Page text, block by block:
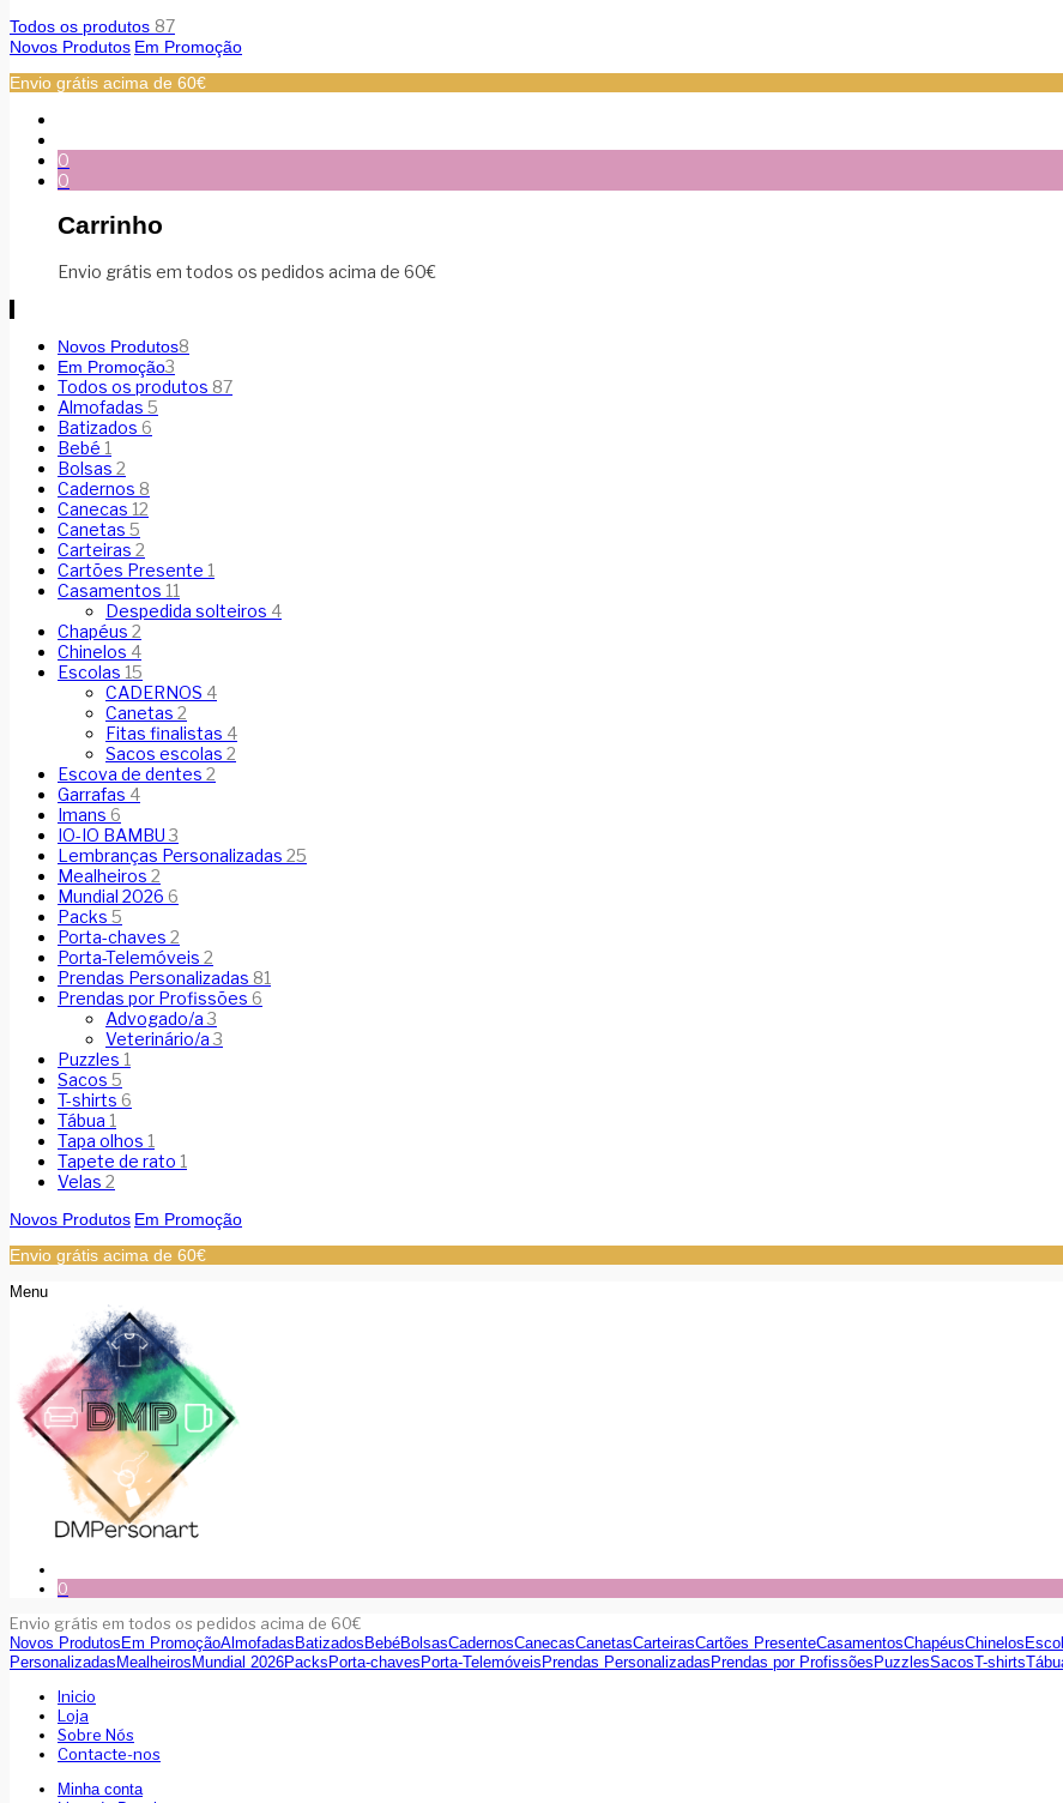
Todos os produtos 87
Novos Produtos Em Promoção
Envio grátis acima de 60€
0
0
Carrinho
Envio grátis em todos os pedidos acima de 60€
Novos Produtos8
Em Promoção3
Todos os produtos 87
Almofadas 5
Batizados 6
Bebé 1
Bolsas 2
Cadernos 8
Canecas 12
Canetas 5
Carteiras 2
Cartões Presente 1
Casamentos 11
Despedida solteiros 4
Chapéus 2
Chinelos 4
Escolas 15
CADERNOS 4
Canetas 2
Fitas finalistas 4
Sacos escolas 2
Escova de dentes 2
Garrafas 4
Imans 6
IO-IO BAMBU3
Lembranças Personalizadas 25
Mealheiros 2
Mundial 2026 6
Packs 5
Porta-chaves 2
Porta-Telemóveis 2
Prendas Personalizadas 81
Prendas por Profissões 6
Advogado/a3
Veterinário/a3
Puzzles 1
Sacos 5
T-shirts 6
Tábua 1
Tapa olhos 1
Tapete de rato 1
Velas 2
Novos Produtos Em Promoção
Envio grátis acima de 60€
Menu
0
Envio grátis em todos os pedidos acima de 60€
Novos ProdutosEm PromoçãoAlmofadasBatizadosBebéBolsasCadernosCanecasCanetasCarteirasCartões PresenteCasamentosChapéusChinelos
PersonalizadasMealheirosMundial 2026PacksPorta-chavesPorta-TelemóveisPrendas PersonalizadasPrendas por ProfissõesPuzzlesSacosT-shirts
Inicio
Loja
Sobre Nós
Contacte-nos
Minha conta